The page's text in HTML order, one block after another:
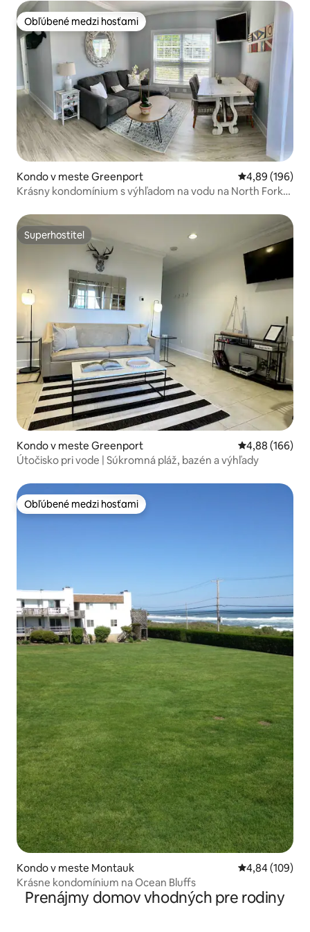
Obľúbené medzi hosťami
Obľúbené medzi hosťami
Kondo v meste Greenport Priemerné
4,89 (196)
Krásny kondomínium s výhľadom na vodu na North Fork
Superhostiteľ
Superhostiteľ
Kondo v meste Greenport Priemerné
4,88 (166)
Útočisko pri vode | Súkromná pláž, bazén a výhľady
Obľúbené medzi hosťami
Obľúbené medzi hosťami
Kondo v meste Montauk Priemerné
4,84 (109)
Krásne kondomínium na Ocean Bluffs
Prenájmy domov vhodných pre rodiny